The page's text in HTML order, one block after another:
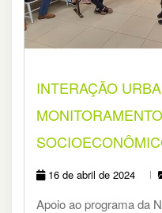
INTERAÇÃO
16 de abril de 2024
Apoio ao programa da